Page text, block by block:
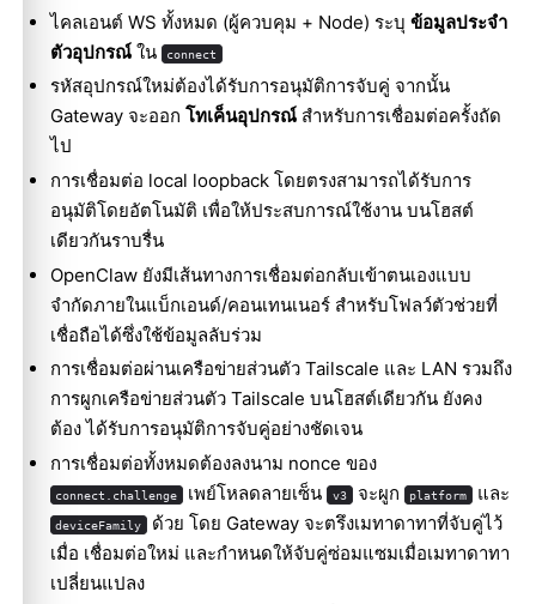
ไคลเอนต์ WS ทั้งหมด (ผู้ควบคุม + Node) ระบุ ข้อมูลประจำ
ตัวอุปกรณ์ใน connect
รหัสอุปกรณ์ใหม่ต้องได้รับการอนุมัติการจับคู่ จากนั้น
Gateway จะออก โทเค็นอุปกรณ์สำหรับการเชื่อมต่อครั้งถัด
ไป
การเชื่อมต่อ local loopback โดยตรงสามารถได้รับการ
อนุมัติโดยอัตโนมัติ เพื่อให้ประสบการณ์ใช้งาน บนโฮสต์
เดียวกันราบรื่น
OpenClaw ยังมีเส้นทางการเชื่อมต่อกลับเข้าตนเองแบบ
จำกัดภายในแบ็กเอนด์/คอนเทนเนอร์ สำหรับโฟลว์ตัวช่วยที่
เชื่อถือได้ซึ่งใช้ข้อมูลลับร่วม
การเชื่อมต่อผ่านเครือข่ายส่วนตัว Tailscale และ LAN รวมถึง
การผูกเครือข่ายส่วนตัว Tailscale บนโฮสต์เดียวกัน ยังคง
ต้อง ได้รับการอนุมัติการจับคู่อย่างชัดเจน
การเชื่อมต่อทั้งหมดต้องลงนาม nonce ของ
connect.challenge เพย์โหลดลายเซ็น v3 จะผูก platform และ
deviceFamily
ด้วย โดย Gateway จะตรึงเมทาดาทาที่จับคู่ไว้
เมื่อ เชื่อมต่อใหม่ และกำหนดให้จับคู่ซ่อมแซมเมื่อเมทาดาทา
เปลี่ยนแปลง